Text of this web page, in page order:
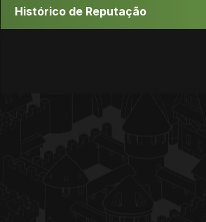
Histórico de Reputação